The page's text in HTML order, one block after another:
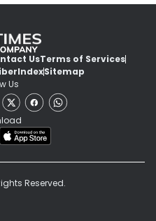
UsTerms of Services
IndexSitemap
Us
Reserved.